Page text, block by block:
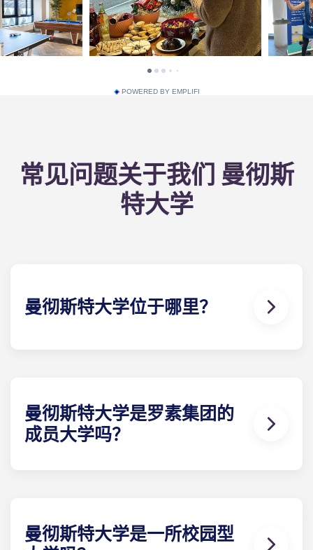
POWERED BY EMPLIFI
常见问题关于我们 曼彻斯
特大学
曼彻斯特大学位于哪里？
曼彻斯特大学是罗素集团的
成员大学吗？
曼彻斯特大学是一所校园型